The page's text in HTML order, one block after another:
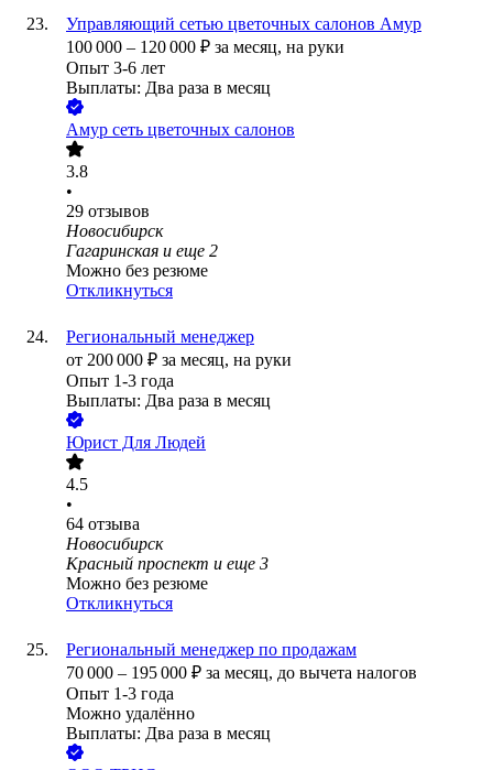
Управляющий сетью цветочных салонов Амур
100 000 – 120 000 ₽ за месяц, на руки
Опыт 3-6 лет
Выплаты: Два раза в месяц
Амур сеть цветочных салонов
3.8
•
29 отзывов
Новосибирск
Гагаринская и еще 2
Можно без резюме
Откликнуться
Региональный менеджер
от 200 000 ₽ за месяц, на руки
Опыт 1-3 года
Выплаты: Два раза в месяц
Юрист Для Людей
4.5
•
64 отзыва
Новосибирск
Красный проспект и еще 3
Можно без резюме
Откликнуться
Региональный менеджер по продажам
70 000 – 195 000 ₽ за месяц, до вычета налогов
Опыт 1-3 года
Можно удалённо
Выплаты: Два раза в месяц